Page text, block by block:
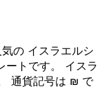
の イスラエルシ
ートです。 イスラ
通貨記号は ₪ で